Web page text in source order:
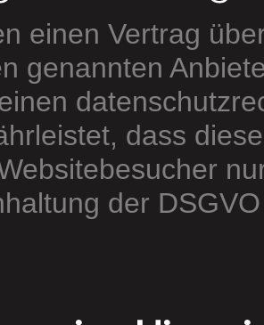
einen Vertrag
genannten
dass
der